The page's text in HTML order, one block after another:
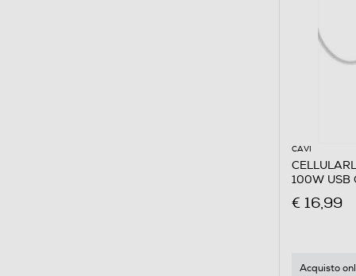
CAVI
100W USB
€ 16,99
Acquisto